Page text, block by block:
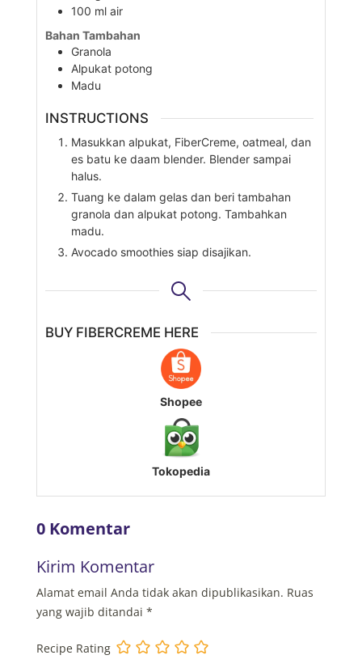
100 ml air
Bahan Tambahan
Granola
Alpukat potong
Madu
INSTRUCTIONS
Masukkan alpukat, FiberCreme, oatmeal, dan
es batu ke daam blender. Blender sampai
halus.
Tuang ke dalam gelas dan beri tambahan
granola dan alpukat potong. Tambahkan
madu.
Avocado smoothies siap disajikan.
BUY FIBERCREME HERE
Shopee
Tokopedia
0 Komentar
Kirim Komentar
Alamat email Anda tidak akan dipublikasikan. Ruas
yang wajib ditandai *
Recipe Rating